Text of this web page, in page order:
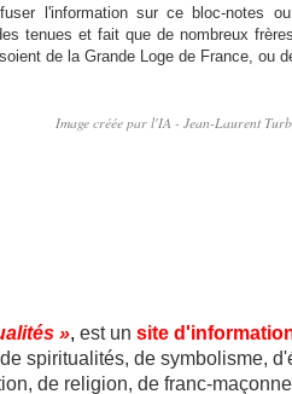
l'information sur ce bloc-notes
tenues et fait que de nombreux
de la Grande Loge de France, ou
Image créée par l'IA - Jean-Laurent
», est un site
spiritualités, de symbolisme,
de religion, de franc-